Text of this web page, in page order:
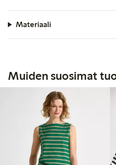
Materiaali
Muiden suosimat